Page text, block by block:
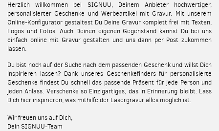
Herzlich willkommen bei SIGNUU, Deinem Anbieter hochwertiger,
personalisierter Geschenke und Werbeartikel mit Gravur. Mit unserem
Online-Konfigurator gestaltest Du Deine Gravur komplett frei mit Texten,
Logos und Fotos. Auch Deinen eigenen Gegenstand kannst Du bei uns
einfach online mit Gravur gestalten und uns dann per Post zukommen
lassen.
Du bist noch auf der Suche nach dem passenden Geschenk und willst Dich
inspirieren lassen? Dank unseres Geschenkefinders für personalisierte
Geschenke findest Du schnell das passende Präsent für jede Person und
jeden Anlass. Verschenke so Einzigartiges, das in Erinnerung bleibt. Lass
Dich hier inspirieren, was mithilfe der Lasergravur alles möglich ist.
Wir freuen uns auf Dich,
Dein SIGNUU-Team